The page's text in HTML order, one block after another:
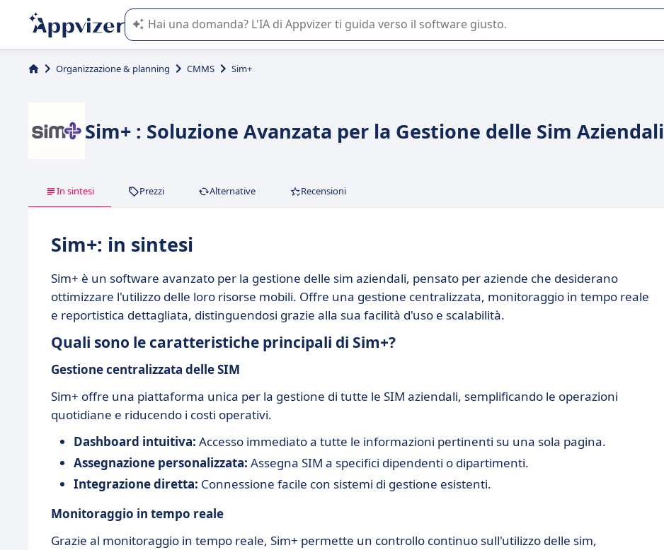
L'IA di Appvizer vi guida nell'utilizzo o nella scelta di un software SaaS per la vostra azienda.
Organizzazione & planning CMMS Sim+
Sim+ : Soluzione Avanzata per la Gestione delle Sim Aziendali
In sintesi Prezzi Alternative Recensioni
Sim+: in sintesi
Sim+ è un software avanzato per la gestione delle sim aziendali, pensato per aziende che desiderano
ottimizzare l'utilizzo delle loro risorse mobili. Offre una gestione centralizzata, monitoraggio in tempo reale
e reportistica dettagliata, distinguendosi grazie alla sua facilità d'uso e scalabilità.
Quali sono le caratteristiche principali di Sim+?
Gestione centralizzata delle SIM
Sim+ offre una piattaforma unica per la gestione di tutte le SIM aziendali, semplificando le operazioni
quotidiane e riducendo i costi operativi.
Dashboard intuitiva: Accesso immediato a tutte le informazioni pertinenti su una sola pagina.
Assegnazione personalizzata: Assegna SIM a specifici dipendenti o dipartimenti.
Integrazione diretta: Connessione facile con sistemi di gestione esistenti.
Monitoraggio in tempo reale
Grazie al monitoraggio in tempo reale, Sim+ permette un controllo continuo sull'utilizzo delle sim,